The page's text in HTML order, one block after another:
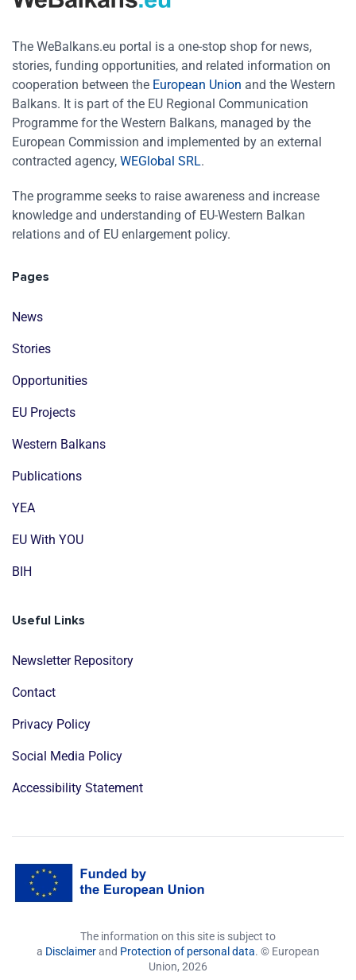
The WeBalkans.eu portal is a one-stop shop for news,
stories, funding opportunities, and related information on
cooperation between the European Union and the Western
Balkans. It is part of the EU Regional Communication
Programme for the Western Balkans, managed by the
European Commission and implemented by an external
contracted agency, WEGlobal SRL.
The programme seeks to raise awareness and increase
knowledge and understanding of EU-Western Balkan
relations and of EU enlargement policy.
Pages
News
Stories
Opportunities
EU Projects
Western Balkans
Publications
YEA
EU With YOU
BIH
Useful Links
Newsletter Repository
Contact
Privacy Policy
Social Media Policy
Accessibility Statement
The information on this site is subject to
a Disclaimerand Protection of personal data. © European
Union, 2026